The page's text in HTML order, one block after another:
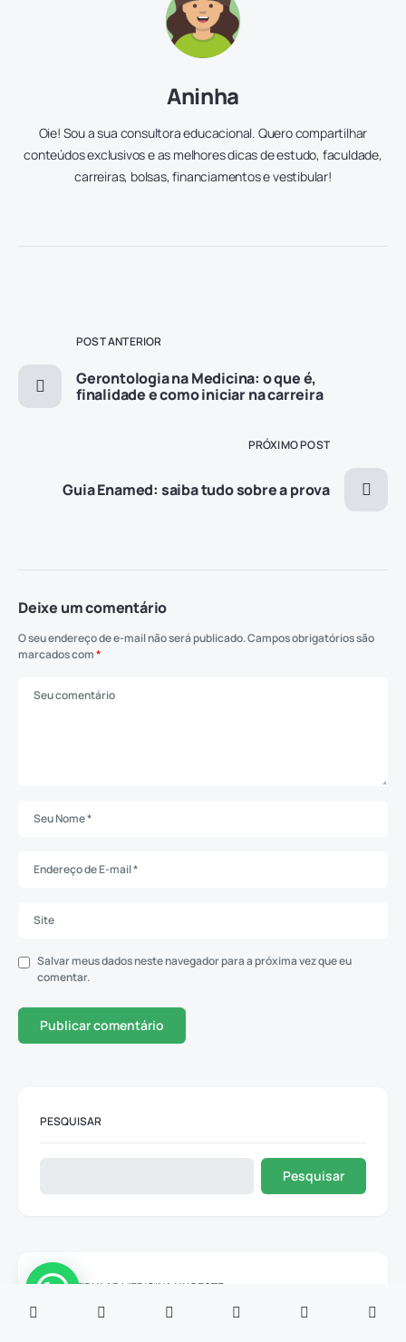
Aninha
Oie! Sou a sua consultora educacional. Quero compartilhar
conteúdos exclusivos e as melhores dicas de estudo, faculdade,
carreiras, bolsas, financiamentos e vestibular!
POST ANTERIOR
Gerontologia na Medicina: o que é,
finalidade e como iniciar na carreira
PRÓXIMO POST
Guia Enamed: saiba tudo sobre a prova
Deixe um comentário
O seu endereço de e-mail não será publicado.Campos obrigatórios são
marcados com*
Salvar meus dados neste navegador para a próxima vez que eu
comentar.
PESQUISAR
Pesquisar
VESTIBULAR MEDICINA UNOESTE